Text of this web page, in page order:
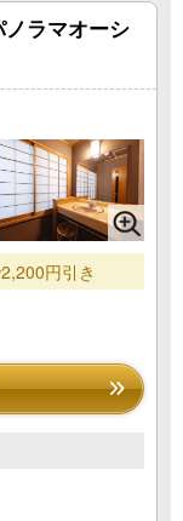
ラマオーシ
円引き